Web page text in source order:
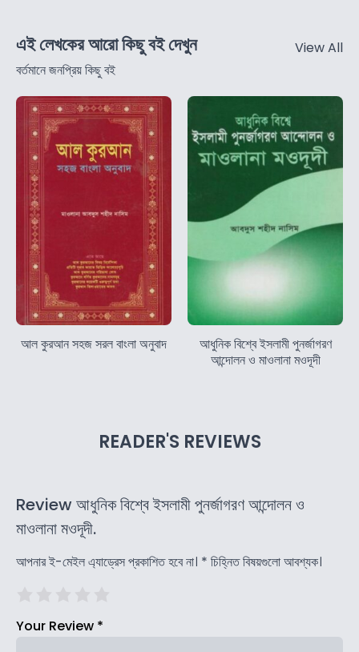
এই লেখকের আরো কিছু বই দেখুন
বর্তমানে জনপ্রিয় কিছু বই
View All
আল কুরআন সহজ সরল বাংলা অনুবাদ
আধুনিক বিশ্বে ইসলামী পুনর্জাগরণ
আন্দোলন ও মাওলানা মওদূদী
READER'S REVIEWS
Review আধুনিক বিশ্বে ইসলামী পুনর্জাগরণ আন্দোলন ও
মাওলানা মওদূদী.
আপনার ই-মেইল এ্যাড্রেস প্রকাশিত হবে না। * চিহ্নিত বিষয়গুলো আবশ্যক।
Your Review *